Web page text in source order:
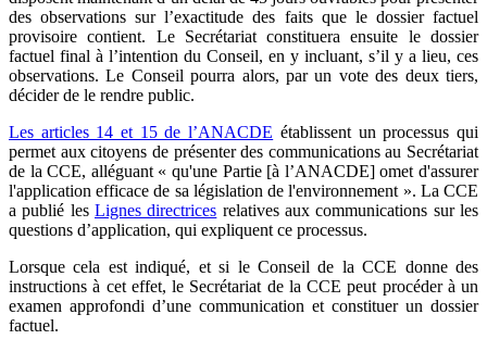
des observations sur l’exactitude des faits que le dossier factuel
provisoire contient. Le Secrétariat constituera ensuite le dossier
factuel final à l’intention du Conseil, en y incluant, s’il y a lieu, ces
observations. Le Conseil pourra alors, par un vote des deux tiers,
décider de le rendre public.
Les articles 14 et 15 de l’ANACDE établissent un processus qui
permet aux citoyens de présenter des communications au Secrétariat
de la CCE, alléguant « qu'une Partie [à l’ANACDE] omet d'assurer
l'application efficace de sa législation de l'environnement ». La CCE
a publié les Lignes directrices relatives aux communications sur les
questions d’application, qui expliquent ce processus.
Lorsque cela est indiqué, et si le Conseil de la CCE donne des
instructions à cet effet, le Secrétariat de la CCE peut procéder à un
examen approfondi d’une communication et constituer un dossier
factuel.